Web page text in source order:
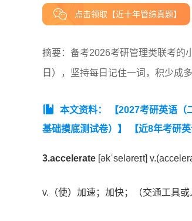
点击领取【近十年管综真题】
摘要：​备考2026考研管理类联考的
日），坚持每日记住一词，积少成
本文资料： 【2027考研英语
基础摸底测试卷）】
【近8年考研
3.accelerate [əkˈseləreɪt]
v.（使）加速；加快；（交通工具